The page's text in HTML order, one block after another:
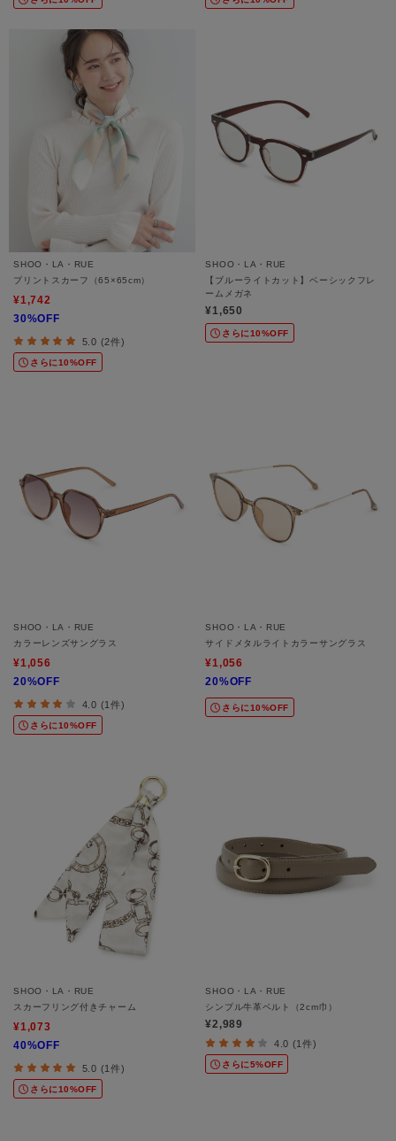
SHOO・LA・RUE
プリントスカーフ（65×65cm）
¥1,742
30%OFF
5.0 (2件)
さらに10%OFF
SHOO・LA・RUE
【ブルーライトカット】ベーシックフレ
ームメガネ
¥1,650
さらに10%OFF
SHOO・LA・RUE
カラーレンズサングラス
¥1,056
20%OFF
4.0 (1件)
さらに10%OFF
SHOO・LA・RUE
サイドメタルライトカラーサングラス
¥1,056
20%OFF
さらに10%OFF
SHOO・LA・RUE
スカーフリング付きチャーム
¥1,073
40%OFF
5.0 (1件)
さらに10%OFF
SHOO・LA・RUE
シンプル牛革ベルト（2cm巾）
¥2,989
4.0 (1件)
さらに5%OFF